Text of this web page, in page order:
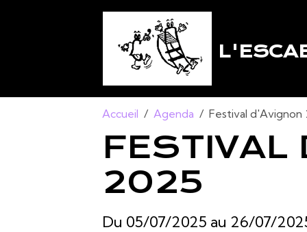
Accueil Agenda Festival d'Avignon
FESTIVAL
2025
Du 05/07/2025 au 26/07/